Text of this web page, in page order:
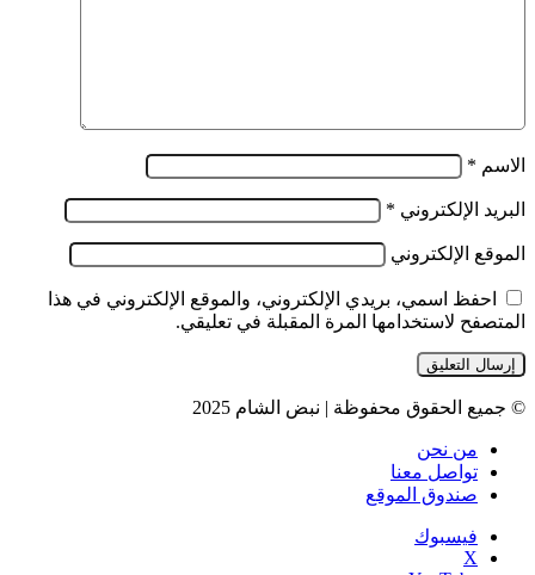
الاسم *
البريد الإلكتروني *
الموقع الإلكتروني
احفظ اسمي، بريدي الإلكتروني، والموقع الإلكتروني في هذا
المتصفح لاستخدامها المرة المقبلة في تعليقي.
© جميع الحقوق محفوظة | نبض الشام 2025
من نحن
تواصل معنا
صندوق الموقع
فيسبوك
‫X